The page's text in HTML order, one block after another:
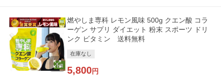
燃やしま専科 レモン風味 500g クエン酸 コラ
ーゲン サプリ ダイエット 粉末 スポーツ ドリ
ンク ビタミン 送料無料
在庫なし
5,800円